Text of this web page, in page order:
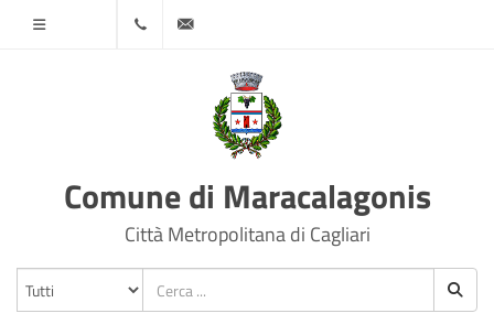
protocollo@comune.maracalagonis.ca.it
Comune di Maracalagonis
Città Metropolitana di Cagliari